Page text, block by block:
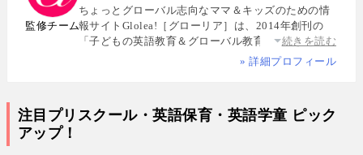
リンガル育児、おうち英語、子どもオンライン英会
話に関する実体験に基づく信頼性の高い情報を発信
している. 著書に『子育てツイッター入門』ほか、日
経、AERA、NewsPicksなどでの寄稿・監修実績多数
監修チーム
ちょっとグローバル志向なママ＆キッズのための情
報サイトGlolea!［グローリア］は、2014年創刊の
「子どもの英語教育＆グローバル教育」に特化した
専門メディア. 英語にはじめて触れるお子様から帰国
800名にグローバル教育を実践した英語学習コーチ.
続きを読む
» 詳細プロフィール
注目プリスクール・英語保育・英語学童 ピック
アップ！